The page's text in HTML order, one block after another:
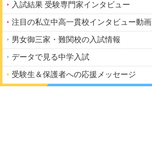
入試結果 受験専門家インタビュー
注目の私立中高一貫校インタビュー動画
男女御三家・難関校の入試情報
データで見る中学入試
受験生＆保護者への応援メッセージ